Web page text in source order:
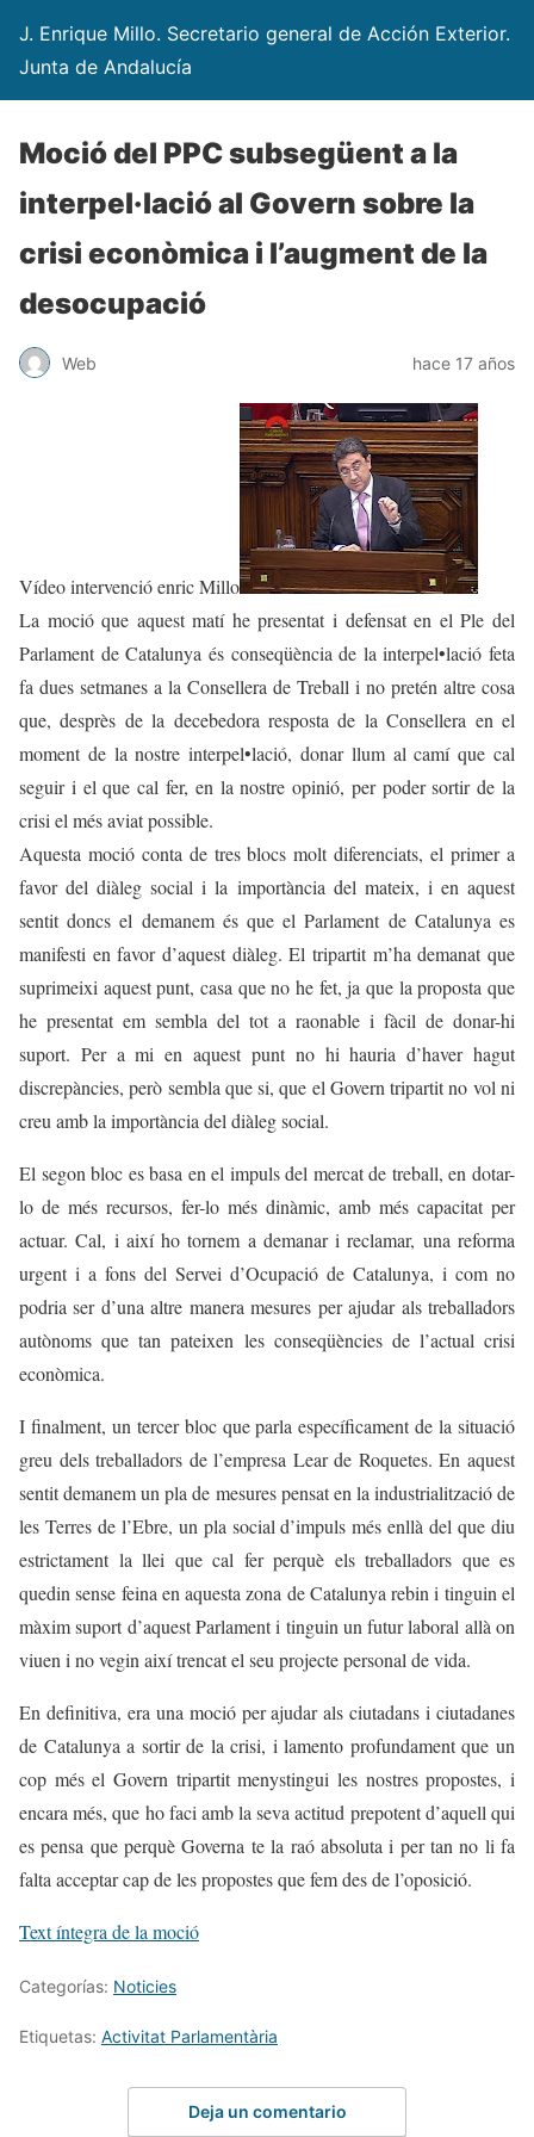
J. Enrique Millo. Secretario general de Acción Exterior.
Junta de Andalucía
Moció del PPC subsegüent a la
interpel·lació al Govern sobre la
crisi econòmica i l’augment de la
desocupació
Web hace 17 años
Vídeo intervenció enric Millo
La moció que aquest matí he presentat i defensat en el Ple del
Parlament de Catalunya és conseqüència de la interpel•lació feta
fa dues setmanes a la Consellera de Treball i no pretén altre cosa
que, desprès de la decebedora resposta de la Consellera en el
moment de la nostre interpel•lació, donar llum al camí que cal
seguir i el que cal fer, en la nostre opinió, per poder sortir de la
crisi el més aviat possible.
Aquesta moció conta de tres blocs molt diferenciats, el primer a
favor del diàleg social i la importància del mateix, i en aquest
sentit doncs el demanem és que el Parlament de Catalunya es
manifesti en favor d’aquest diàleg. El tripartit m’ha demanat que
suprimeixi aquest punt, casa que no he fet, ja que la proposta que
he presentat em sembla del tot a raonable i fàcil de donar-hi
suport. Per a mi en aquest punt no hi hauria d’haver hagut
discrepàncies, però sembla que si, que el Govern tripartit no vol ni
creu amb la importància del diàleg social.
El segon bloc es basa en el impuls del mercat de treball, en dotar-
lo de més recursos, fer-lo més dinàmic, amb més capacitat per
actuar. Cal, i així ho tornem a demanar i reclamar, una reforma
urgent i a fons del Servei d’Ocupació de Catalunya, i com no
podria ser d’una altre manera mesures per ajudar als treballadors
autònoms que tan pateixen les conseqüències de l’actual crisi
econòmica.
I finalment, un tercer bloc que parla específicament de la situació
greu dels treballadors de l’empresa Lear de Roquetes. En aquest
sentit demanem un pla de mesures pensat en la industrialització de
les Terres de l’Ebre, un pla social d’impuls més enllà del que diu
estrictament la llei que cal fer perquè els treballadors que es
quedin sense feina en aquesta zona de Catalunya rebin i tinguin el
màxim suport d’aquest Parlament i tinguin un futur laboral allà on
viuen i no vegin així trencat el seu projecte personal de vida.
En definitiva, era una moció per ajudar als ciutadans i ciutadanes
de Catalunya a sortir de la crisi, i lamento profundament que un
cop més el Govern tripartit menystingui les nostres propostes, i
encara més, que ho faci amb la seva actitud prepotent d’aquell qui
es pensa que perquè Governa te la raó absoluta i per tan no li fa
falta acceptar cap de les propostes que fem des de l’oposició.
Text íntegra de la moció
Categorías: Noticies
Etiquetas: Activitat Parlamentària
Deja un comentario